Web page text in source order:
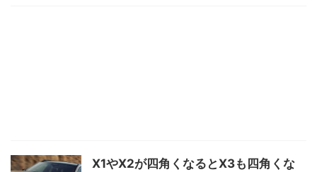
X1やX2が四角くなるとX3も四角くな